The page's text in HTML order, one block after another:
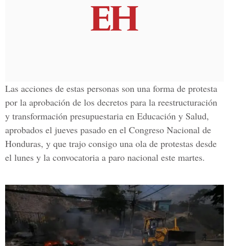
Las acciones de estas personas son una forma de protesta
por la aprobación de los decretos para la reestructuración
y transformación presupuestaria en Educación y Salud,
aprobados el jueves pasado en el Congreso Nacional de
Honduras, y que trajo consigo una ola de protestas desde
el lunes y la convocatoria a paro nacional este martes.